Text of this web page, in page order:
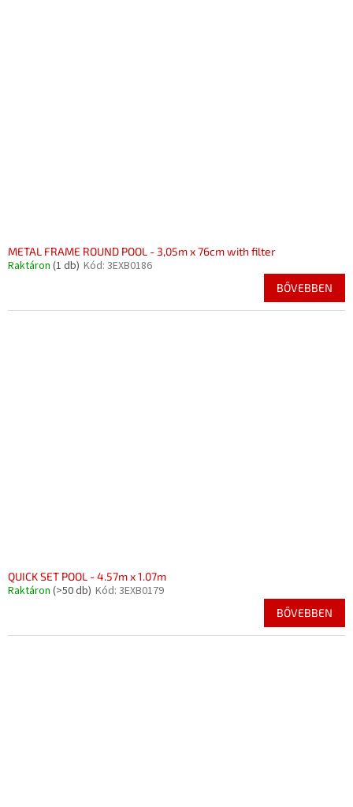
METAL FRAME ROUND POOL - 3,05m x 76cm with filter
Raktáron (1 db) Kód: 3EXB0186
BŐVEBBEN
QUICK SET POOL - 4.57m x 1.07m
Raktáron (>50 db) Kód: 3EXB0179
BŐVEBBEN